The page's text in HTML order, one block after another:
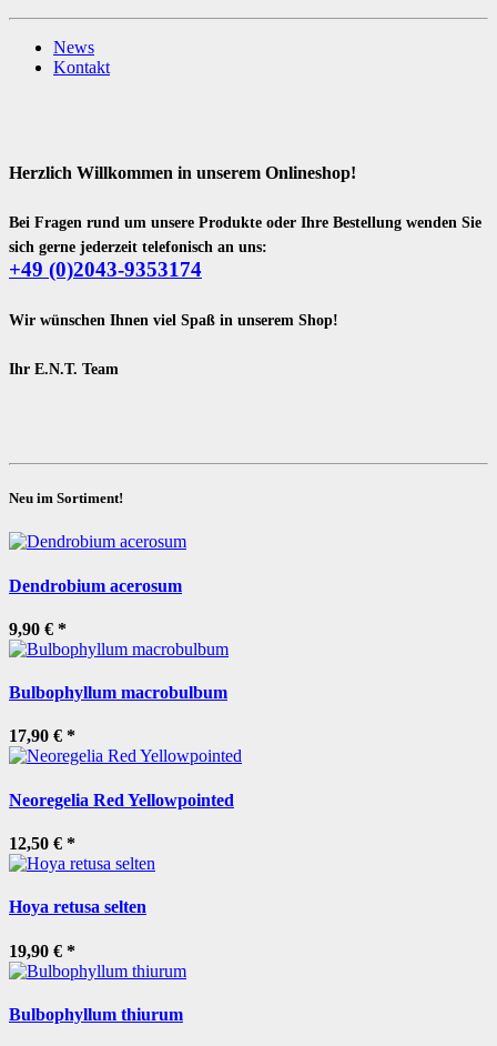
News
Kontakt
Herzlich Willkommen in unserem Onlineshop!
Bei Fragen rund um unsere Produkte oder Ihre Bestellung wenden Sie
sich gerne jederzeit telefonisch an uns:
+49 (0)2043-9353174
Wir wünschen Ihnen viel Spaß in unserem Shop!
Ihr E.N.T. Team
Neu im Sortiment!
Dendrobium acerosum
9,90 € *
Bulbophyllum macrobulbum
17,90 € *
Neoregelia Red Yellowpointed
12,50 € *
Hoya retusa selten
19,90 € *
Bulbophyllum thiurum